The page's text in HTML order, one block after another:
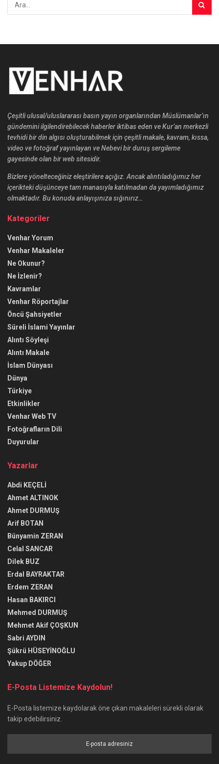
Çeşitli ulusal/uluslararası basın yayın organlarından Müslümanlar’ın
gündemini ilgilendirebilecek haberler iktibas eden ve Kur’an merkezli
tevhidi bir din algısı oluşturabilmek için çeşitli makale, kavram, kıssa,
video ve fotoğraf yayınlayan ve Nebevi bir duruş sergileme
gayesinde olan bir web sitesidir.
Bizlere yönelteceğiniz eleştirilere açığız. Ancak alıntıladığımız her
içerikteki düşünceye tam manasıyla katılmadan da yayımladığımız
olmaktadır. Bu konuda anlayışınıza sığınırız…
Kategoriler
Venhar Yorum
Venhar Makaleler
Ne Okunur?
Ne İzlenir?
Kavramlar
Venhar Röportajlar
Öncü Şahsiyetler
Süreli İslami Yayınlar
Alıntı Söyleşi
Alıntı Makale
İslam Dünyası
Dünya
Türkiye
Etkinlikler
Venhar Web TV
Fotoğrafların Dili
Duyurular
Yazarlar
Abdi KEÇELİ
Ahmet ALTINOK
Ahmet DURMUŞ
Arif BOTAN
Bünyamin ZERAN
Celal SANCAR
Dilek BUZ
Erdal BAYRAKTAR
Erdem ZERAN
Hasan BAKIRCI
Mehmed DURMUŞ
Mehmet Akif ÇOŞKUN
Sabri AYDIN
Şükrü HÜSEYİNOĞLU
Yakup DÖĞER
E-Posta Listemize Kaydolun!
E-Posta listemize kaydolarak öne çıkan makaleleri sürekli olarak
takip edebilirsiniz.